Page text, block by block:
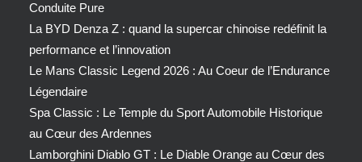
Conduite Pure
La BYD Denza Z : quand la supercar chinoise redéfinit la
performance et l’innovation
Le Mans Classic Legend 2026 : Au Coeur de l’Endurance
Légendaire
Spa Classic : Le Temple du Sport Automobile Historique
au Cœur des Ardennes
Lamborghini Diablo GT : Le Diable Orange au Cœur des